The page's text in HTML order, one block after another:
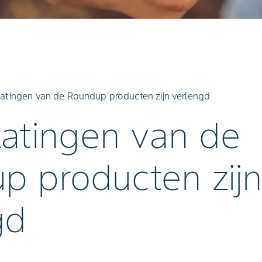
van de Roundup producten zijn verlengd
van de
producten zijn